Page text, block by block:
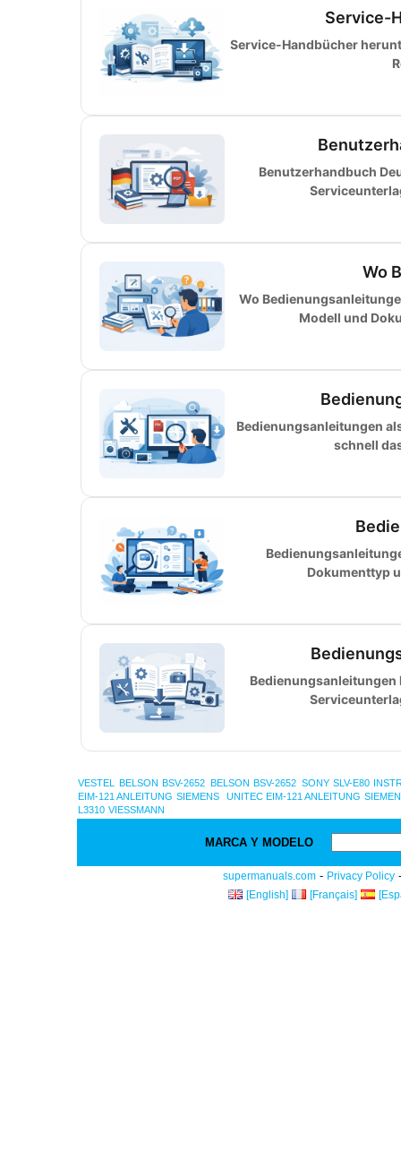
Service-
Service-Handbücher
Benutzerhandbuch
Wo
Wo
Modell und
Bedienungsanleitungen
schnell
Dokumenttyp
Bedienungsanleitungen
VESTEL BELSON BSV-2652 BELSON BSV-2652 SONY SLV-E80
EIM-121 ANLEITUNG SIEMENS UNITEC EIM-121 ANLEITUNG
L3310 VIESSMANN
MARCA Y MODELO
supermanuals.com- Privacy Policy
[English] [Français]